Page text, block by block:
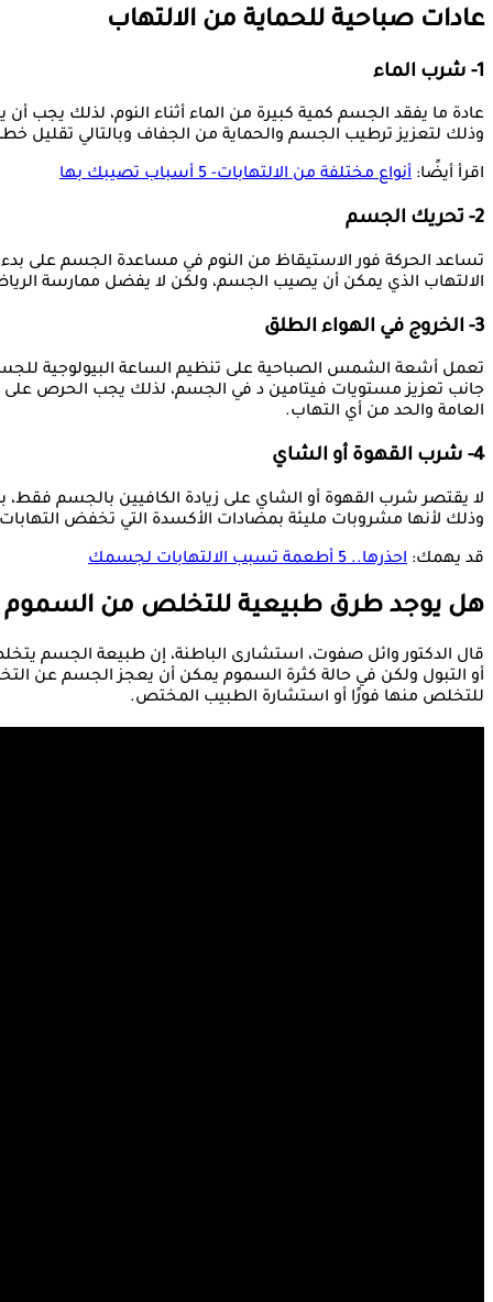
عادات صباحية للحماية من الالتهاب
1- شرب الماء
عادة ما يفقد الجسم كمية كبيرة من الماء أثناء النوم، لذلك
وذلك لتعزيز ترطيب الجسم والحماية من الجفاف وبالتالي تقليل
اقرأ أيضًا: أنواع مختلفة من الالتهابات- 5 أسباب تصيبك بها
2- تحريك الجسم
تساعد الحركة فور الاستيقاظ من النوم في مساعدة الجسم على بدء
الالتهاب الذي يمكن أن يصيب الجسم، ولكن لا يفضل ممارسة
3- الخروج في الهواء الطلق
تعمل أشعة الشمس الصباحية على تنظيم الساعة البيولوجية للجسم
جانب تعزيز مستويات فيتامين د في الجسم، لذلك يجب الحرص على
العامة والحد من أي التهاب.
4- شرب القهوة أو الشاي
لا يقتصر شرب القهوة أو الشاي على زيادة الكافيين بالجسم فقط،
وذلك لأنها مشروبات مليئة بمضادات الأكسدة التي تخفض
قد يهمك: احذرها.. 5 أطعمة تسبب الالتهابات لجسمك
هل يوجد طرق طبيعية للتخلص من السموم
قال الدكتور وائل صفوت، استشارى الباطنة، إن طبيعة الجسم
أو التبول ولكن في حالة كثرة السموم يمكن أن يعجز الجسم عن
للتخلص منها فورًا أو استشارة الطبيب المختص.